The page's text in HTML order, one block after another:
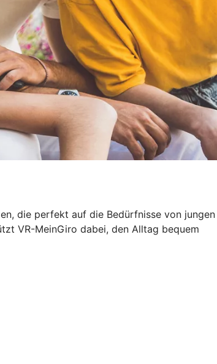
die perfekt auf die Bedürfnisse von jungen
VR-MeinGiro dabei, den Alltag bequem